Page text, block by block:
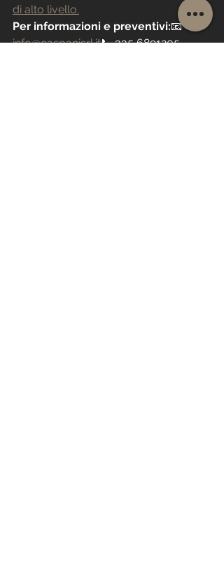
di alto livello.
Per informazioni e preventivi:📧
info@caspanisrl.it📞 335 6891205